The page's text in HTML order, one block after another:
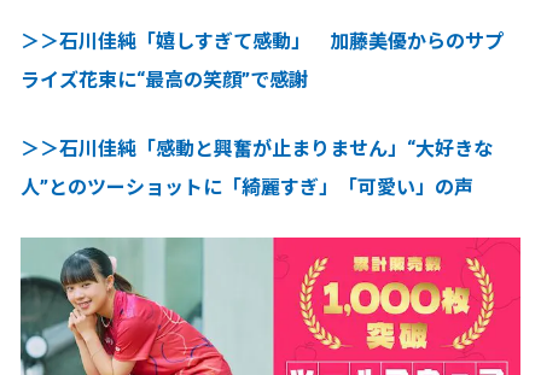
＞＞石川佳純「嬉しすぎて感動」 加藤美優からのサプ
ライズ花束に“最高の笑顔”で感謝
＞＞石川佳純「感動と興奮が止まりません」“大好きな
人”とのツーショットに「綺麗すぎ」「可愛い」の声